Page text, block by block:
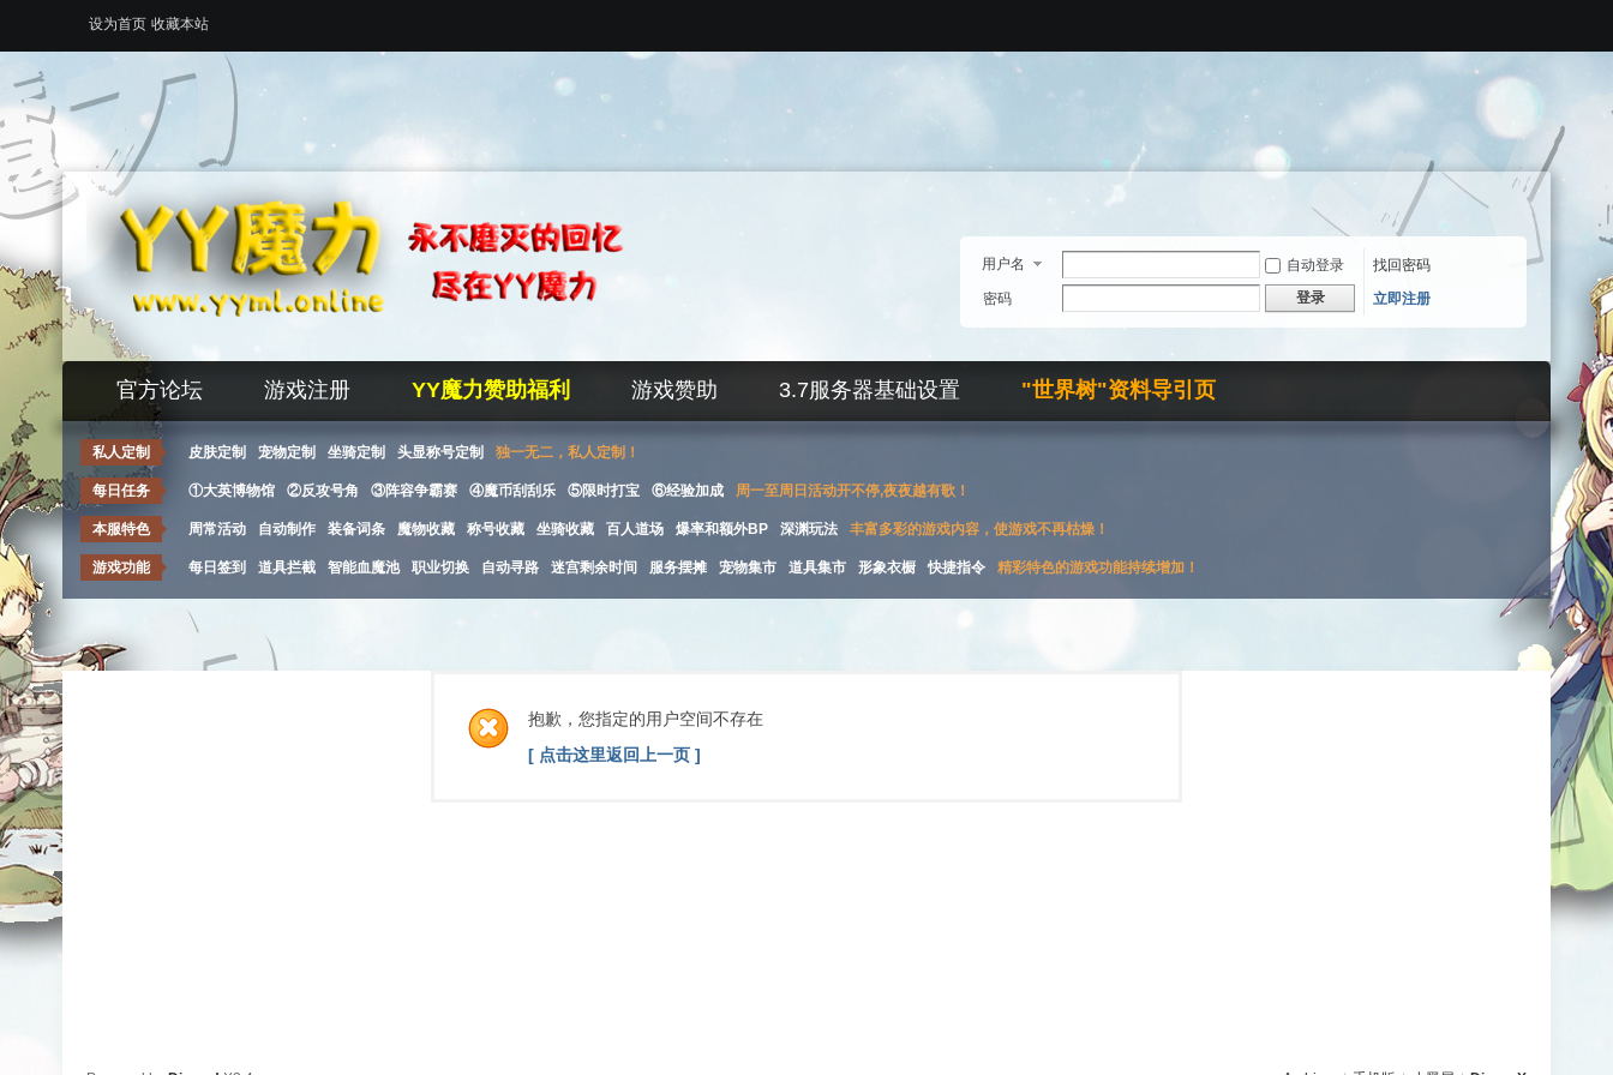
设为首页 收藏本站
用户名 自动登录
找回密码
密码
登录 立即注册
官方论坛 游戏注册 YY魔力赞助福利 游戏赞助 3.7服务器基础设置 "世界树"资料导引页
私人定制 皮肤定制 宠物定制 坐骑定制 头显称号定制 独一无二，私人定制！
每日任务 ①大英博物馆 ②反攻号角 ③阵容争霸赛 ④魔币刮刮乐 ⑤限时打宝 ⑥经验加成 周一至周日活动开不停,夜夜越有歌！
本服特色 周常活动 自动制作 装备词条 魔物收藏 称号收藏 坐骑收藏 百人道场 爆率和额外BP 深渊玩法 丰富多彩的游戏内容，使游戏不再枯燥！
游戏功能 每日签到 道具拦截 智能血魔池 职业切换 自动寻路 迷宫剩余时间 服务摆摊 宠物集市 道具集市 形象衣橱 快捷指令 精彩特色的游戏功能持续增加！
抱歉，您指定的用户空间不存在
[ 点击这里返回上一页 ]